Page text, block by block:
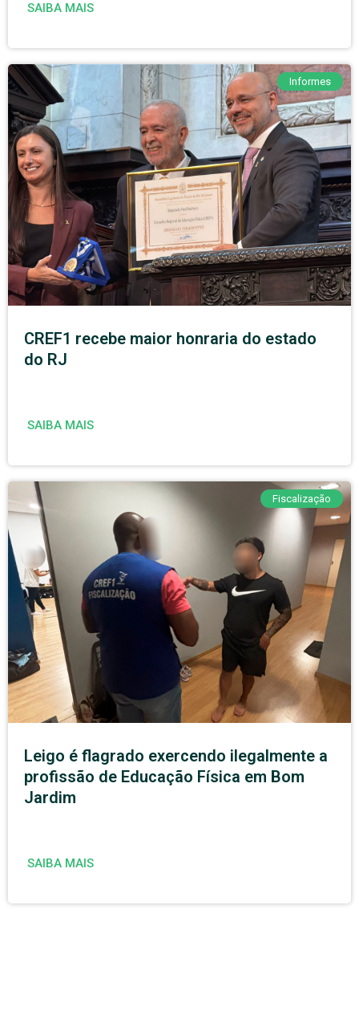
SAIBA MAIS
Informes
CREF1 recebe maior honraria do estado
do RJ
SAIBA MAIS
Fiscalização
Leigo é flagrado exercendo ilegalmente a
profissão de Educação Física em Bom
Jardim
SAIBA MAIS